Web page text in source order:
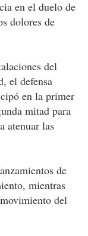
en el duelo de
dolores de
del
el defensa
en la primer
mitad para
atenuar las
de
mientras
del